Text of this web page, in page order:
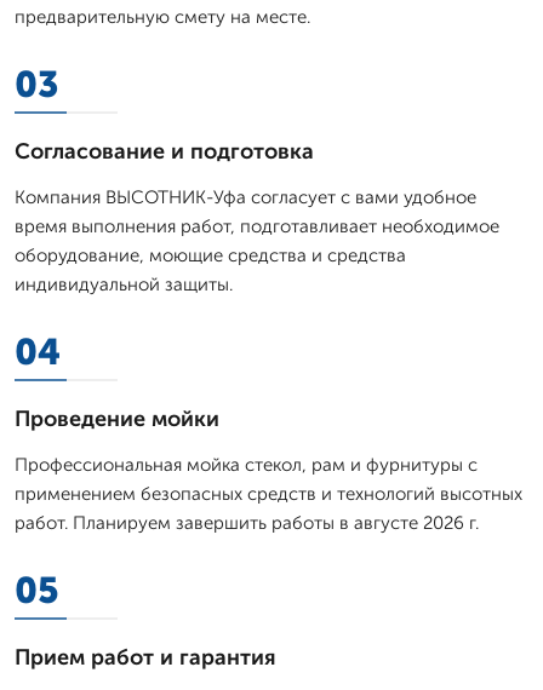
предварительную смету на месте.
03
Согласование и подготовка
Компания ВЫСОТНИК-Уфа согласует с вами удобное
время выполнения работ, подготавливает необходимое
оборудование, моющие средства и средства
индивидуальной защиты.
04
Проведение мойки
Профессиональная мойка стекол, рам и фурнитуры с
применением безопасных средств и технологий высотных
работ. Планируем завершить работы в августе 2026 г.
05
Прием работ и гарантия